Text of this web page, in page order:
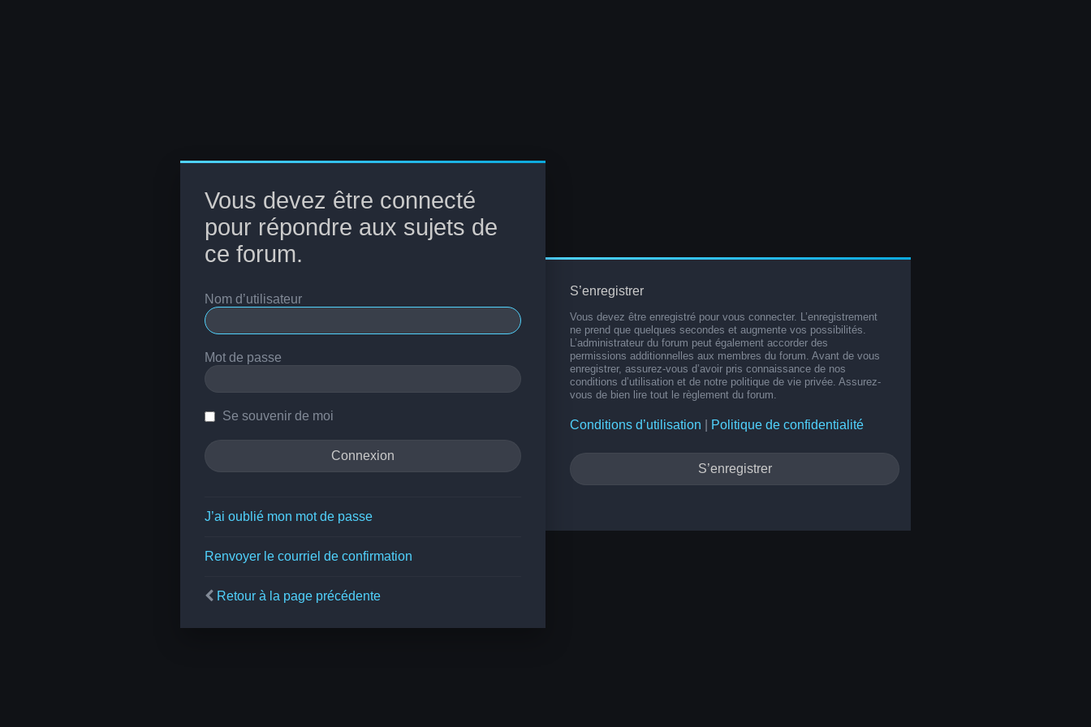
Vous devez être connecté
pour répondre aux sujets de
ce forum.
Nom d’utilisateur
Mot de passe
Se souvenir de moi
J’ai oublié mon mot de passe
Renvoyer le courriel de confirmation
Retour à la page précédente
S’enregistrer
Vous devez être enregistré pour vous connecter. L’enregistrement
ne prend que quelques secondes et augmente vos possibilités.
L’administrateur du forum peut également accorder des
permissions additionnelles aux membres du forum. Avant de vous
enregistrer, assurez-vous d’avoir pris connaissance de nos
conditions d’utilisation et de notre politique de vie privée. Assurez-
vous de bien lire tout le règlement du forum.
Conditions d’utilisation Politique de confidentialité
S’enregistrer